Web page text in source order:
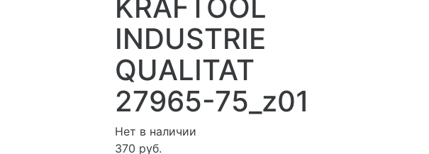
KRAFTOOL
INDUSTRIE
QUALITAT
27965-75_z01
Нет в наличии
370 руб.